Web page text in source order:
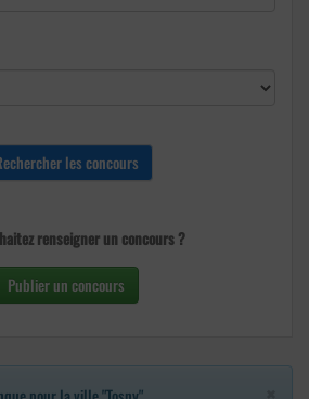
renseigner un concours ?
Publier un concours